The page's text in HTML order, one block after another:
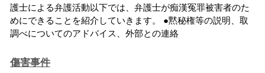
護士による弁護活動以下では、弁護士が痴漢冤罪被害者のた
めにできることを紹介していきます。 ●黙秘権等の説明、取
調べについてのアドバイス、外部との連絡
傷害事件